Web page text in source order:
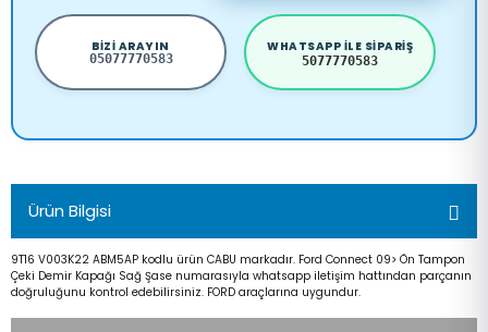
BIZI ARAYIN
05077770583
WHATSAPP ILE SIPARIŞ
5077770583
Ürün Bilgisi
9T16 V003K22 ABM5AP kodlu ürün CABU markadır. Ford Connect 09> Ön Tampon
Çeki Demir Kapağı Sağ Şase numarasıyla whatsapp iletişim hattından parçanın
doğruluğunu kontrol edebilirsiniz. FORD araçlarına uygundur.